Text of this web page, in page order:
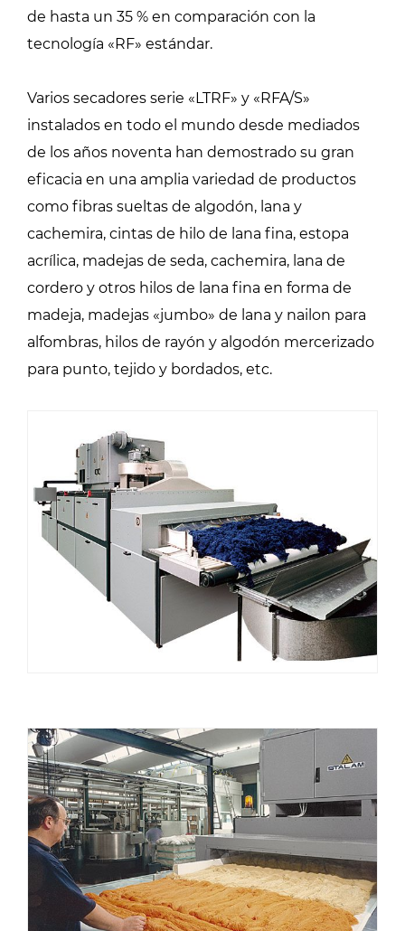
de hasta un 35 % en comparación con la
tecnología «RF» estándar.
Varios secadores serie «LTRF» y «RFA/S»
instalados en todo el mundo desde mediados
de los años noventa han demostrado su gran
eficacia en una amplia variedad de productos
como fibras sueltas de algodón, lana y
cachemira, cintas de hilo de lana fina, estopa
acrílica, madejas de seda, cachemira, lana de
cordero y otros hilos de lana fina en forma de
madeja, madejas «jumbo» de lana y nailon para
alfombras, hilos de rayón y algodón mercerizado
para punto, tejido y bordados, etc.